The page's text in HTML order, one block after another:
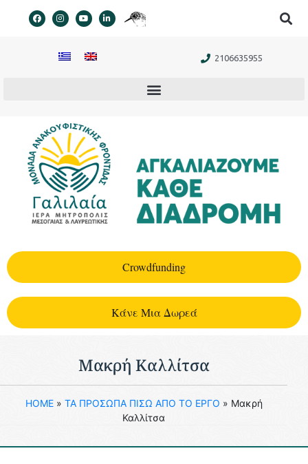
περιεχόμενο
2106635955
Crowdfunding
Kάνε Μια Δωρεά
Μακρή Καλλίτσα
HOME» ΤΑ ΠΡΟΣΩΠΑ ΠΙΣΩ ΑΠΟ ΤΟ ΕΡΓΟ » Μακρή
Καλλίτσα